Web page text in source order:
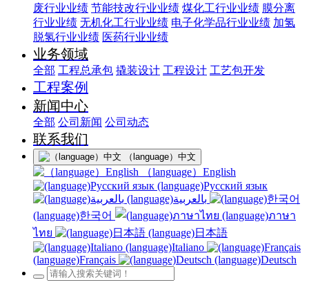
废行业业绩 节能技改行业业绩 煤化工行业业绩 膜分离
行业业绩 无机化工行业业绩 电子化学品行业业绩 加氢
脱氢行业业绩 医药行业业绩
业务领域
全部 工程总承包 撬装设计 工程设计 工艺包开发
工程案例
新闻中心
全部 公司新闻 公司动态
联系我们
（language）中文
（language）English
(language)Русский язык
(language)한국어
(language)ภาษา
ไทย
(language)日本語
(language)Italiano
(language)Français
(language)Deutsch